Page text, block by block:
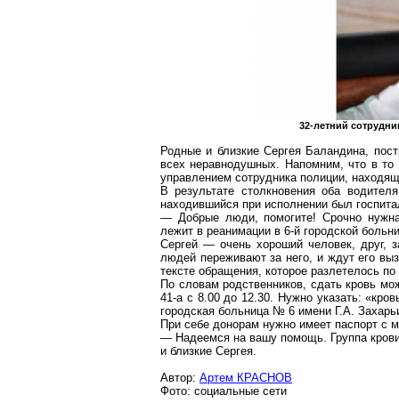
32-летний
Родные и близкие Сергея Баландина,
всех неравнодушных. Напомним, что в то
управлением сотрудника полиции,
В результате столкновения оба
находившийся при исполнении был
— Добрые люди, помогите! Срочно
лежит в реанимации в 6-й городской
Сергей — очень хороший человек, друг,
людей переживаютза него, и ждут его
тексте обращения, которое разлетелось по
По словам родственников, сдать кровь
41-а с 8.00 до 12.30. Нужно указать:
городская больница № 6 имени Г.А.
При себе донорам нужно имеет паспорт с
— Надеемся на вашу помощь. Группа
и близкие Сергея.
Автор: Артем КРАСНОВ
Фото: социальные сети